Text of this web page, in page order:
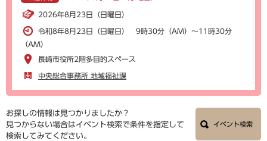
2026年8月23日（日曜日）
令和8年8月23日（日曜日） 9時30分（AM）～11時30分
（AM）
長崎市役所2階多目的スペース
中央総合事務所 地域福祉課
お探しの情報は見つかりましたか？
見つからない場合はイベント検索で条件を指定して
検索してみてください。
イベント検索